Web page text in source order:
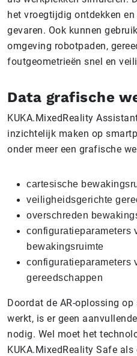
het vroegtijdig ontdekken
gevaren. Ook kunnen
omgeving robotpaden,
foutgeometrieën snel en
Data grafische
KUKA.MixedReality
inzichtelijk maken op
onder meer een grafische
cartesische
veiligheidsgerichte
overschreden
configuratieparameters
bewakingsruimte
configuratieparameters
gereedschappen
Doordat de AR-oplossing
werkt, is er geen
nodig. Wel moet het
KUKA.MixedReality Safe